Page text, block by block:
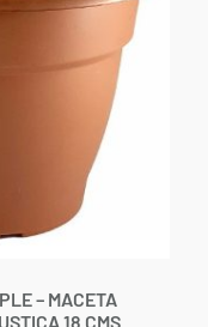
– MACETA
18 CMS